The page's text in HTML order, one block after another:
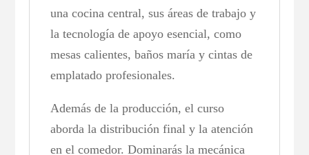
una cocina central, sus áreas de trabajo y
la tecnología de apoyo esencial, como
mesas calientes, baños maría y cintas de
emplatado profesionales.
Además de la producción, el curso
aborda la distribución final y la atención
en el comedor. Dominarás la mecánica